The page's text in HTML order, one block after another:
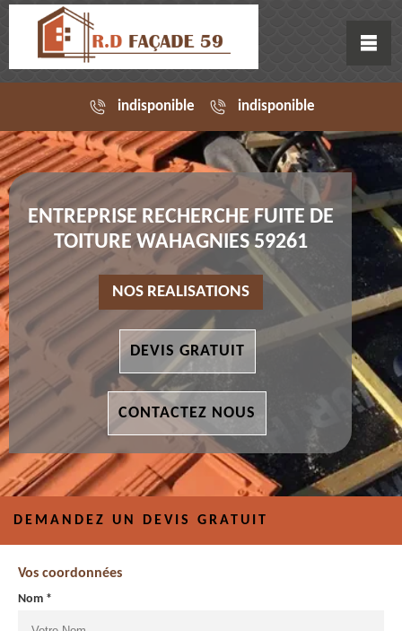
indisponible indisponible
ENTREPRISE RECHERCHE FUITE DE
TOITURE WAHAGNIES 59261
NOS REALISATIONS
DEVIS GRATUIT
CONTACTEZ NOUS
DEMANDEZ UN DEVIS GRATUIT
Vos coordonnées
Nom *